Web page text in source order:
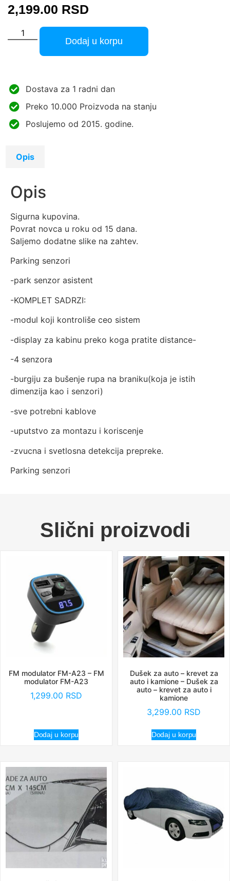
2,199.00 RSD
Dodaj u korpu
Dostava za 1 radni dan
Preko 10.000 Proizvoda na stanju
Poslujemo od 2015. godine.
Opis
Opis
Sigurna kupovina.
Povrat novca u roku od 15 dana.
Saljemo dodatne slike na zahtev.
Parking senzori
-park senzor asistent
-KOMPLET SADRZI:
-modul koji kontroliše ceo sistem
-display za kabinu preko koga pratite distance-
-4 senzora
-burgiju za bušenje rupa na braniku(koja je istih
dimenzija kao i senzori)
-sve potrebni kablove
-uputstvo za montazu i koriscenje
-zvucna i svetlosna detekcija prepreke.
Parking senzori
Slični proizvodi
FM modulator FM-A23 – FM
modulator FM-A23
1,299.00 RSD
Dodaj u korpu
Dušek za auto – krevet za
auto i kamione – Dušek za
auto – krevet za auto i
kamione
3,299.00 RSD
Dodaj u korpu